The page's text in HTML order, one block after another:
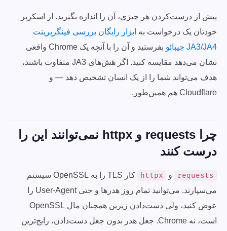
پیش از درست‌کردن هر چیزی، آن را اندازه بگیرید. از اسکرپر
خودتان یک درخواست به ابزار رایگان بررسی فینگرپرینت
JA3/JA4 جیبائو
بفرستید و آن را با آنچه یک Chrome واقعی
نشان می‌دهد مقایسه کنید. اگر هَش‌های JA3 متفاوت باشند،
هدف می‌تواند شما را از یک انسان تشخیص دهد — و
Cloudflare هم همین‌طور.
چرا requests و httpx نمی‌توانند این را
درست کنند
requests و httpx
کار TLS را به OpenSSL سیستم
می‌سپارند. می‌توانید تمام روز هدرها و حتی User-Agent را
عوض کنید، ولی دست‌دادن زیرین همچنان مال OpenSSL
است، نه Chrome. جعل هدر بدون جعل دست‌دادن، رایج‌ترین